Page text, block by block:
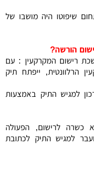
שיפוטו היה מושבו של
הורשה?
רישום המקרקעין : עם
הרלוונטית, ייפתח תיק
למגיש התיק באמצעות
כשרה לרישום, הפעולה
למגיש התיק לכתובת